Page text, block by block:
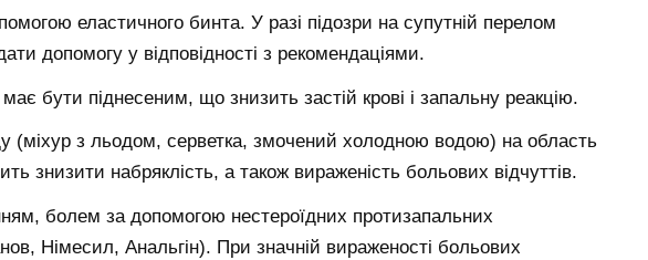
еластичного бинта. У разі підозри на супутній перелом
допомогу у відповідності з рекомендаціями.
бути піднесеним, що знизить застій крові і запальну реакцію.
(міхур з льодом, серветка, змочений холодною водою) на область
знизити набряклість, а також вираженість больових відчуттів.
болем за допомогою нестероїдних протизапальних
Німесил, Анальгін). При значній вираженості больових